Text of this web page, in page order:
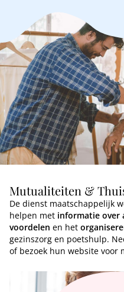
Mutualiteiten &
De dienst maatschappelijk
helpen met informatie over
voordelen en het
gezinszorg en poetshulp.
of bezoek hun website voor